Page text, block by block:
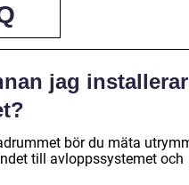
jag
bör du mäta
till avloppssystemet och